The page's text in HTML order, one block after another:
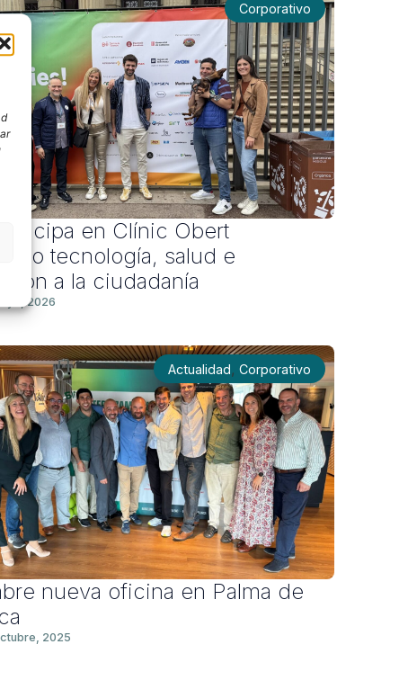
Corporativo
en Clínic Obert
tecnología, salud e
a la ciudadanía
2026
Actualidad, Corporativo
nueva oficina en Palma de
2025